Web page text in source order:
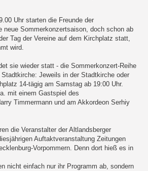
Uhr starten die Freunde der
neue Sommerkonzertsaison, doch schon ab
Tag der Vereine auf dem Kirchplatz statt,
wird.
sie wieder statt - die Sommerkonzert-Reihe
Jeweils in der Stadtkirche oder
14-tägig am Samstag ab 19:00 Uhr.
mit einem Gastspiel des
Timmermann und am Akkordeon Serhiy
die Veranstalter der Altlandsberger
Auftaktveranstaltung Zeitungen
Vorpommern. Denn dort hieß es in
nicht einfach nur ihr Programm ab, sondern